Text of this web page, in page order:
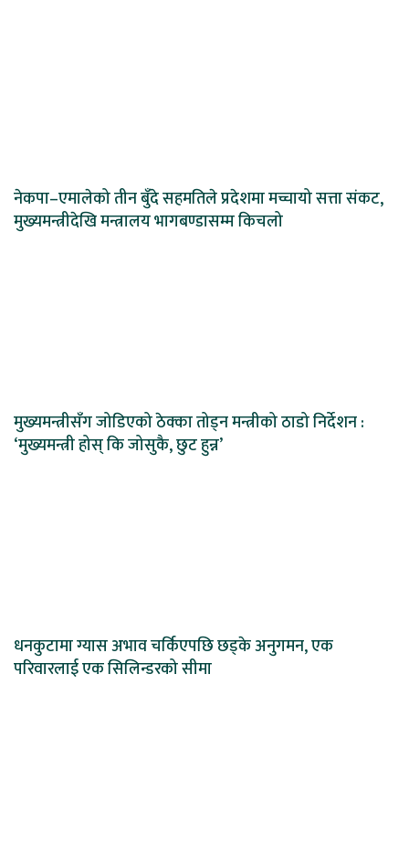
नेकपा–एमालेको तीन बुँदे सहमतिले प्रदेशमा मच्चायो सत्ता संकट,
मुख्यमन्त्रीदेखि मन्त्रालय भागबण्डासम्म किचलो
मुख्यमन्त्रीसँग जोडिएको ठेक्का तोड्न मन्त्रीको ठाडो निर्देशन :
‘मुख्यमन्त्री होस् कि जोसुकै, छुट हुन्न’
धनकुटामा ग्यास अभाव चर्किएपछि छड्के अनुगमन, एक
परिवारलाई एक सिलिन्डरको सीमा